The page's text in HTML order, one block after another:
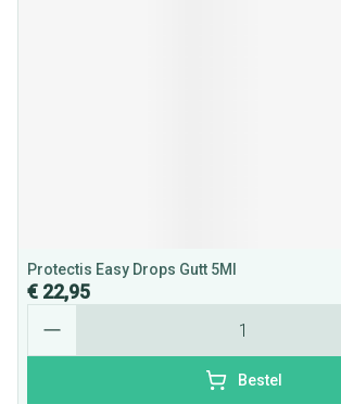
Protectis Easy Drops Gutt 5Ml
€ 22,95
Bestel